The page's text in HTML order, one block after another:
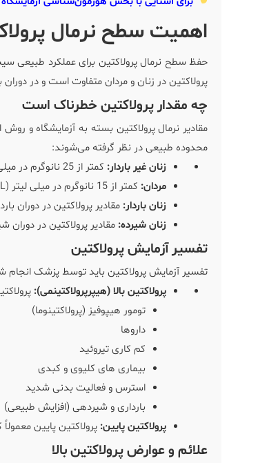
اهمیت سطح نرمال
حفظ سطح نرمال پرولاکتین برای عملکرد طبیعی
پرولاکتین در زنان و مردان متفاوت است و در
چه مقدار پرولاکتین خطرناک است
مقادیر نرمال پرولاکتین بسته به آزمایشگاه و
محدوده طبیعی در نظر گرفته می‌شوند:
زنان غیر باردار: کمتر از 25 نانوگرم در میلی لیتر (ng/mL)
مردان: کمتر از 15 نانوگرم در میلی لیتر (ng/mL)
زنان باردار: مقادیر پرولاکتین در دوران بارداری به
زنان شیرده: مقادیر پرولاکتین در
تفسیر آزمایش پرولاکتین
تفسیر آزمایش پرولاکتین باید توسط پزشک انجام
پرولاکتین بالا (هیپرپرولاکتینمی):
تومور هیپوفیز (پرولاکتینوما)
داروها
کم کاری تیروئید
بیماری های کلیوی و کبدی
استرس و فعالیت بدنی شدید
بارداری و شیردهی (افزایش طبیعی)
پرولاکتین پایین: پرولاکتین پایین
علائم و عوارض پرولاکتین بالا